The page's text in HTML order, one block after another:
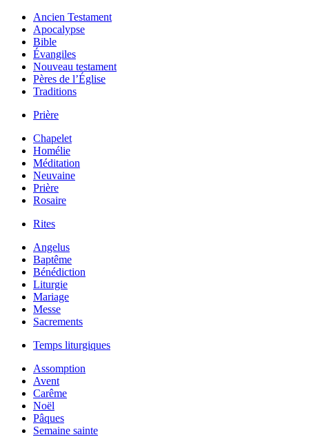
Ancien Testament
Apocalypse
Bible
Évangiles
Nouveau testament
Pères de l’Église
Traditions
Prière
Chapelet
Homélie
Méditation
Neuvaine
Prière
Rosaire
Rites
Angelus
Baptême
Bénédiction
Liturgie
Mariage
Messe
Sacrements
Temps liturgiques
Assomption
Avent
Carême
Noël
Pâques
Semaine sainte